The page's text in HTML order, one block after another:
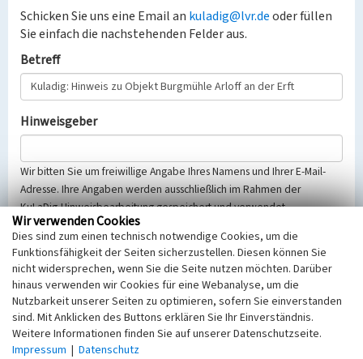
Schicken Sie uns eine Email an kuladig@lvr.deoder füllen
Sie einfach die nachstehenden Felder aus.
Betreff
Hinweisgeber
Wir bitten Sie um freiwillige Angabe Ihres Namens und Ihrer E-Mail-
Adresse. Ihre Angaben werden ausschließlich im Rahmen der
KuLaDig-Hinweisbearbeitung gespeichert und verwendet.
Selbstverständlich werden diese entsprechend der Vorschriften des
Telemediengesetzes, des Datenschutzgesetzes NRW und der seit
dem 25.05.2018 gültigen Europäischen Datenschutzgrundverordnung
(EU-DSGVO) vertraulich behandelt, beachten Sie bitte unsere
Hinweise zumDatenschutz
Nachricht
Wir verwenden Cookies
Dies sind zum einen technisch notwendige Cookies, um die
Funktionsfähigkeit der Seiten sicherzustellen. Diesen können Sie
nicht widersprechen, wenn Sie die Seite nutzen möchten. Darüber
hinaus verwenden wir Cookies für eine Webanalyse, um die
Nutzbarkeit unserer Seiten zu optimieren, sofern Sie einverstanden
sind. Mit Anklicken des Buttons erklären Sie Ihr Einverständnis.
Weitere Informationen finden Sie auf unserer Datenschutzseite.
Impressum | Datenschutz